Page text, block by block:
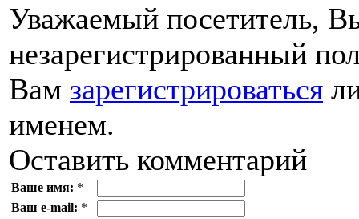
Уважаемый посетитель,
незарегистрированный
Вам зарегистрироваться
именем.
Оставить комментарий
Ваше имя: *
Ваш e-mail: *